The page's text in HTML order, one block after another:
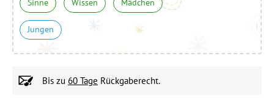
Jungen
Bis zu 60 Tage Rückgaberecht.